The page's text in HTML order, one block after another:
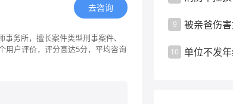
去咨询
务所，擅长案件类型刑事案件、
用户评价，评分高达5分，平均咨询
9 被亲爸伤
10 单位不发